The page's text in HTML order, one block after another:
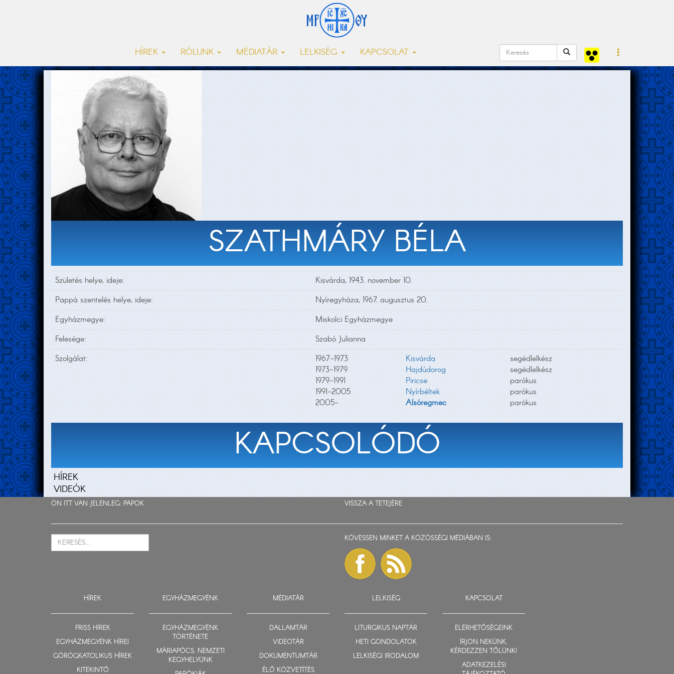
HÍREK RÓLUNK MÉDIATÁR LELKISÉG KAPCSOLAT
SZATHMÁRY BÉLA
Születés helye, ideje:
Kisvárda, 1943. november 10.
Pappá szentelés helye, ideje:
Nyíregyháza, 1967. augusztus 20.
Egyházmegye:
Miskolci Egyházmegye
Felesége:
Szabó Julianna
Szolgálat:
1967-1973 Kisvárda
segédlelkész
1973-1979
Hajdúdorog
segédlelkész
1979-1991
Piricse
parókus
1991-2005
Nyírbéltek
parókus
2005-
Alsóregmec parókus
KAPCSOLÓDÓ
HÍREK
VIDEÓK
ÖN ITT VAN JELENLEG: PAPOK VISSZA A TETEJÉRE
KÖVESSEN MINKET A KÖZÖSSÉGI MÉDIÁBAN IS:
HÍREK
FRISS HÍREK
EGYHÁZMEGYÉNK HÍREI
GÖRÖGKATOLIKUS HÍREK
KITEKINTŐ
EGYHÁZMEGYÉNK
EGYHÁZMEGYÉNK
TÖRTÉNETE
MÁRIAPÓCS, NEMZETI
KEGYHELYÜNK
MÉDIATÁR
DALLAMTÁR
VIDEOTÁR
DOKUMENTUMTÁR
ÉLŐ KÖZVETÍTÉS
LELKISÉG
LITURGIKUS NAPTÁR
HETI GONDOLATOK
LELKISÉGI IRODALOM
KAPCSOLAT
ELÉRHETŐSÉGEINK
ÍRJON NEKÜNK,
KÉRDEZZEN TŐLÜNK!
ADATKEZELÉSI